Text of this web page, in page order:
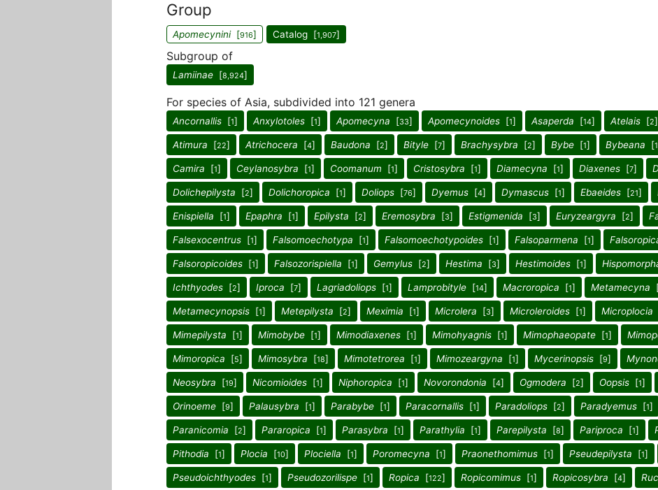
Group
Apomecynini[916] Catalog [1,907]
Subgroup of
Lamiinae [8,924]
For species of Asia, subdivided into 121 genera
Ancornallis [1] Anxylotoles [1] Apomecyna [33] Apomecynoides [1] Asaperda [14] Atelais [2]
Atimura [22] Atrichocera [4] Baudona [2] Bityle [7] Brachysybra [2] Bybe [1] Bybeana [1
Camira [1] Ceylanosybra [1] Coomanum [1] Cristosybra [1] Diamecyna [1] Diaxenes [7]
Dolichepilysta [2] Dolichoropica [1] Doliops [76] Dyemus [4] Dymascus [1] Ebaeides [21]
Enispiella [1] Epaphra [1] Epilysta [2] Eremosybra [3] Estigmenida [3] Euryzeargyra [2]
Falsexocentrus [1] Falsomoechotypa [1] Falsomoechotypoides [1] Falsoparmena [1]
Falsoropicoides [1] Falsozorispiella [1] Gemylus [2] Hestima [3] Hestimoides [1]
Ichthyodes [2] Iproca [7] Lagriadoliops [1] Lamprobityle [14] Macroropica [1] Metamecyna
Metamecynopsis [1] Metepilysta [2] Meximia [1] Microlera [3] Microleroides [1] Microplocia
Mimepilysta [1] Mimobybe [1] Mimodiaxenes [1] Mimohyagnis [1] Mimophaeopate [1]
Mimoropica [5] Mimosybra [18] Mimotetrorea [1] Mimozeargyna [1] Mycerinopsis [9]
Neosybra [19] Nicomioides [1] Niphoropica [1] Novorondonia [4] Ogmodera [2] Oopsis [1]
Orinoeme [9] Palausybra [1] Parabybe [1] Paracornallis [1] Paradoliops [2] Paradyemus [1]
Paranicomia [2] Pararopica [1] Parasybra [1] Parathylia [1] Parepilysta [8] Pariproca [1]
Pithodia [1] Plocia [10] Plociella [1] Poromecyna [1] Praonethomimus [1] Pseudepilysta [1]
Pseudoichthyodes [1] Pseudozorilispe [1] Ropica [122] Ropicomimus [1] Ropicosybra [4]